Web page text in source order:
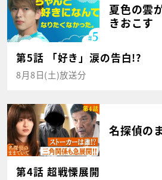
夏色の雲
きおこす
第5話 「好き」涙の告白!?
8月8日(土)放送分
名探偵の
第4話 超戦慄展開